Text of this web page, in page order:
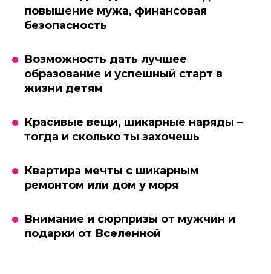
повышение мужа, финансовая
безопасность
Возможность дать лучшее
образование и успешный старт в
жизни детям
Красивые вещи, шикарные наряды –
тогда и сколько ты захочешь
Квартира мечты с шикарным
ремонтом или дом у моря
Внимание и сюрпризы от мужчин и
подарки от Вселенной